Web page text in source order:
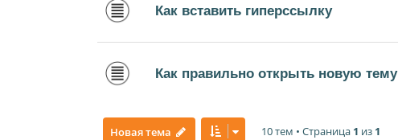
Как вставить гиперссылку
Как правильно открыть новую тему
Новая тема 10 тем • Страница 1 из 1